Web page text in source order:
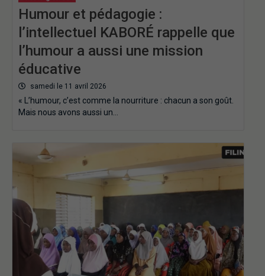
Humour et pédagogie :
l’intellectuel KABORÉ rappelle que
l’humour a aussi une mission
éducative
samedi le 11 avril 2026
« L’humour, c’est comme la nourriture : chacun a son goût.
Mais nous avons aussi un…